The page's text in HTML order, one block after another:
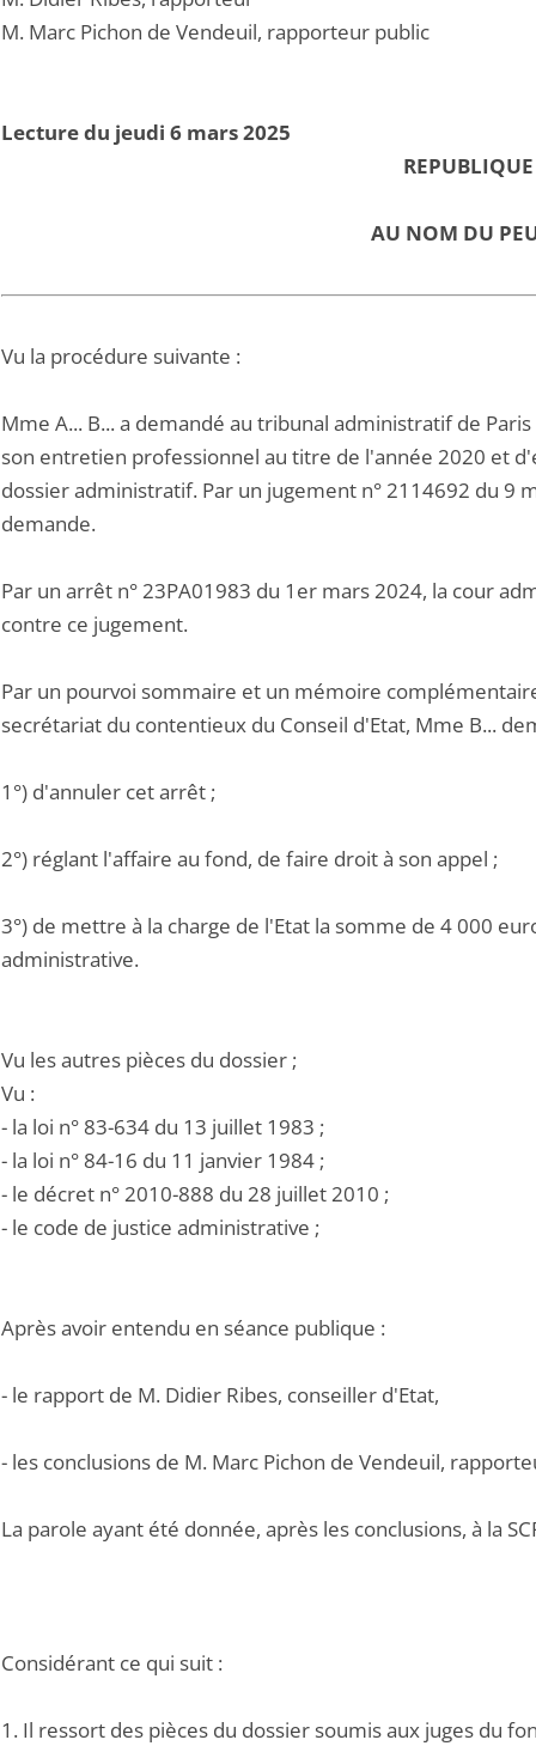
M. Marc Pichon de Vendeuil, rapporteur public
Lecture du jeudi 6 mars 2025
AU NOM DU
Vu la procédure suivante :
Mme A... B... a demandé au tribunal administratif de
son entretien professionnel au titre de l'année 2020 et
dossier administratif. Par un jugement n° 2114692 du 9
demande.
Par un arrêt n° 23PA01983 du 1er mars 2024, la cour
contre ce jugement.
Par un pourvoi sommaire et un mémoire
secrétariat du contentieux du Conseil d'Etat, Mme B...
1°) d'annuler cet arrêt ;
2°) réglant l'affaire au fond, de faire droit à son appel ;
3°) de mettre à la charge de l'Etat la somme de 4 000
administrative.
Vu les autres pièces du dossier ;
Vu :
- la loi n° 83-634 du 13 juillet 1983 ;
- la loi n° 84-16 du 11 janvier 1984 ;
- le décret n° 2010-888 du 28 juillet 2010 ;
- le code de justice administrative ;
Après avoir entendu en séance publique :
- le rapport de M. Didier Ribes, conseiller d'Etat,
- les conclusions de M. Marc Pichon de Vendeuil,
La parole ayant été donnée, après les conclusions, à la
Considérant ce qui suit :
1. Il ressort des pièces du dossier soumis aux juges du